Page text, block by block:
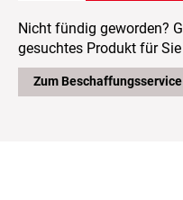
Nicht fündig geworden?
gesuchtes Produkt für
Zum Beschaffungsservice